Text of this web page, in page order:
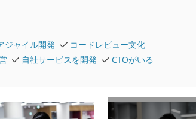
ジャイル開発
コードレビュー文化
自社サービスを開発
CTOがいる